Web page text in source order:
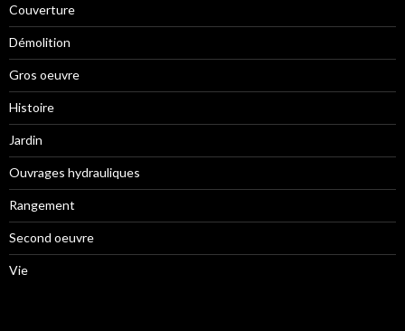
Couverture
Démolition
Gros oeuvre
Histoire
Jardin
Ouvrages hydrauliques
Rangement
Second oeuvre
Vie